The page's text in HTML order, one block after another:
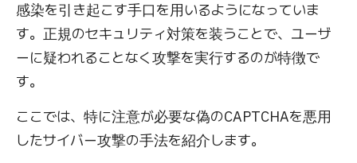
感染を引き起こす手口を用いるようになっていま
す。正規のセキュリティ対策を装うことで、ユーザ
ーに疑われることなく攻撃を実行するのが特徴で
す。
ここでは、特に注意が必要な偽のCAPTCHAを悪用
したサイバー攻撃の手法を紹介します。